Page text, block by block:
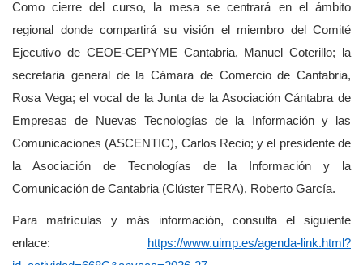
Como cierre del curso, la mesa se centrará en el ámbito
regional donde compartirá su visión el miembro del Comité
Ejecutivo de CEOE-CEPYME Cantabria, Manuel Coterillo; la
secretaria general de la Cámara de Comercio de Cantabria,
Rosa Vega; el vocal de la Junta de la Asociación Cántabra de
Empresas de Nuevas Tecnologías de la Información y las
Comunicaciones (ASCENTIC), Carlos Recio; y el presidente de
la Asociación de Tecnologías de la Información y la
Comunicación de Cantabria (Clúster TERA), Roberto García.
Para matrículas y más información, consulta el siguiente
enlace:
https://www.uimp.es/agenda-link.html?